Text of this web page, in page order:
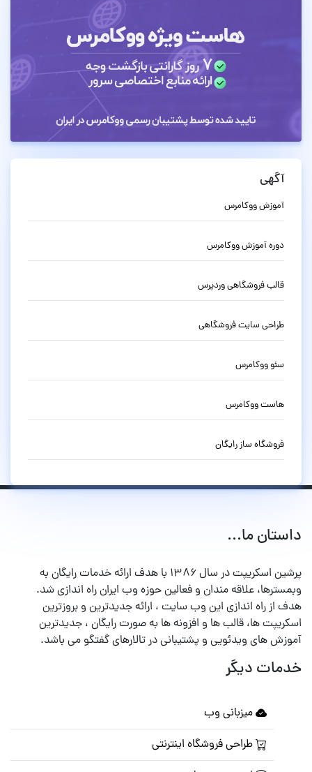
آگهی
آموزش ووکامرس
دوره آموزش ووکامرس
قالب فروشگاهی وردپرس
طراحی سایت فروشگاهی
سئو ووکامرس
هاست ووکامرس
فروشگاه ساز رایگان
داستان ما...
پرشین اسکریپت در سال ۱۳۸۶ با هدف ارائه خدمات رایگان به
وبمسترها، علاقه مندان و فعالین حوزه وب ایران راه اندازی شد.
هدف از راه اندازی این وب سایت ، ارائه جدیدترین و بروزترین
اسکریپت ها، قالب ها و افزونه ها به صورت رایگان ، جدیدترین
آموزش های ویدئویی و پشتیبانی در تالارهای گفتگو می باشد.
خدمات دیگر
میزبانی وب
طراحی فروشگاه اینترنتی